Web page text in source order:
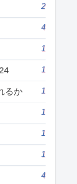
2
4
1
1
るか 1
1
1
1
4